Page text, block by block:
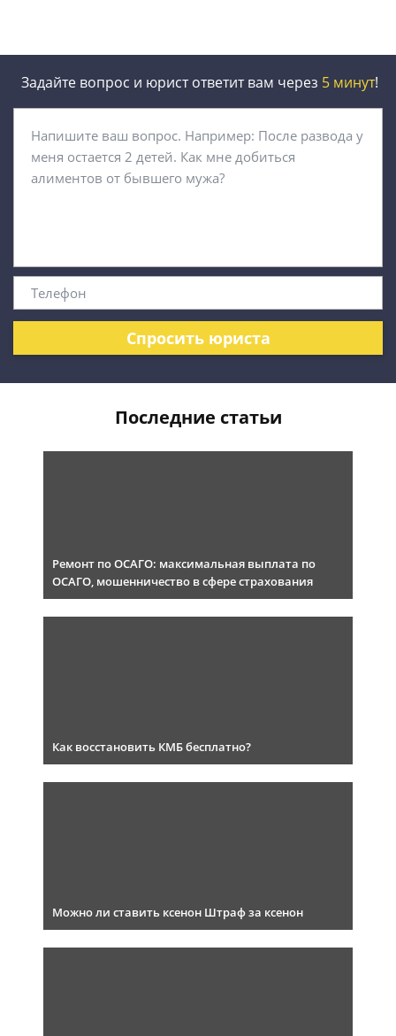
Задайте вопрос и юрист ответит вам через 5 минут!
Спросить юриста
Последние статьи
Ремонт по ОСАГО: максимальная выплата по
ОСАГО, мошенничество в сфере страхования
Как восстановить КМБ бесплатно?
Можно ли ставить ксенон Штраф за ксенон